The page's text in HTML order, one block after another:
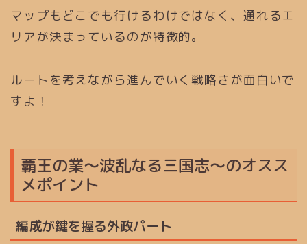
マップもどこでも行けるわけではなく、通れるエ
リアが決まっているのが特徴的。
ルートを考えながら進んでいく戦略さが面白いで
すよ！
覇王の業～波乱なる三国志～のオスス
メポイント
編成が鍵を握る外政パート